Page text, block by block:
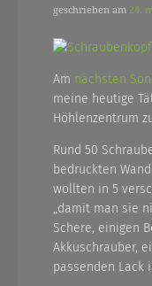
zwischendurch
und
nebenher…
geschrieben am 24.
Am nächsten
meine heutige
Höhlenzentrum
Rund 50
bedruckten
wollten in 5
„damit man sie
Schere, einigen
Akkuschrauber,
passenden Lack